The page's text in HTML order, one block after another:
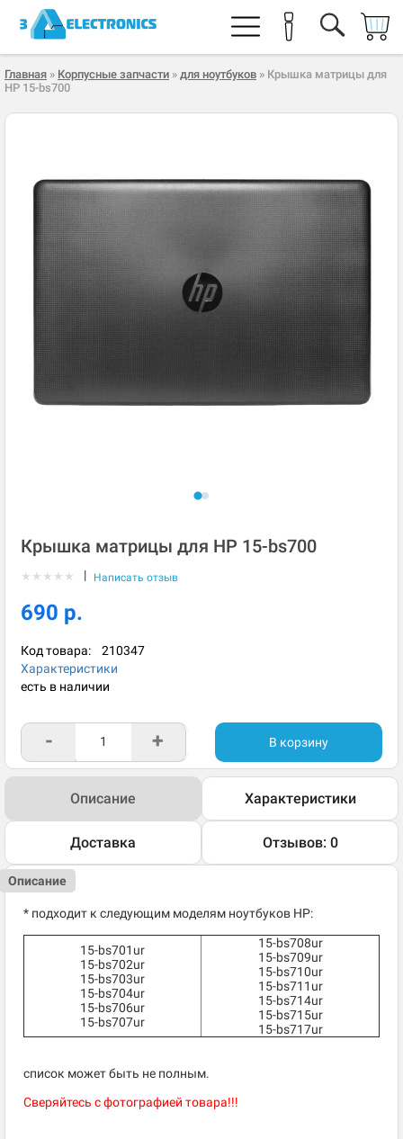
Главная » Корпусные запчасти » для ноутбуков » Крышка матрицы для
HP 15-bs700
Крышка матрицы для HP 15-bs700
★ ★ ★ ★ ★ | Написать отзыв
690 р.
Код товара: 210347
Характеристики
есть в наличии
- + В корзину
Описание Характеристики
Доставка Отзывов: 0
Описание
* подходит к следующим моделям ноутбуков HP:
15-bs701ur
15-bs702ur
15-bs703ur
15-bs704ur
15-bs706ur
15-bs707ur
15-bs708ur
15-bs709ur
15-bs710ur
15-bs711ur
15-bs714ur
15-bs715ur
15-bs717ur
список может быть не полным.
Сверяйтесь с фотографией товара!!!